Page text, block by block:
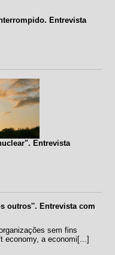
Entrevista
Entrevista
outros''. Entrevista com
sem fins
economy, a economi[...]